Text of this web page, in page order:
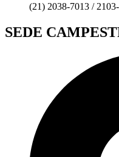
(21) 2038-7013 /
SEDE